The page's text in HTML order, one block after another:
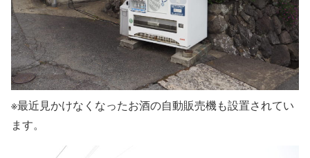
※最近見かけなくなったお酒の自動販売機も設置されてい
ます。